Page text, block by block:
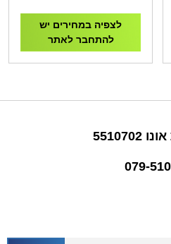
Graphite
לצפיה במחירים יש
להתחבר לאתר